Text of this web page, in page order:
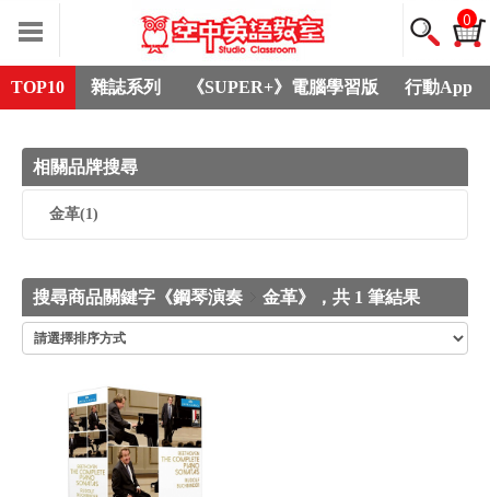
0
TOP10 雜誌系列 《SUPER+》電腦學習版 行動App
相關品牌搜尋
金革(1)
搜尋商品關鍵字《鋼琴演奏 金革》，共 1 筆結果